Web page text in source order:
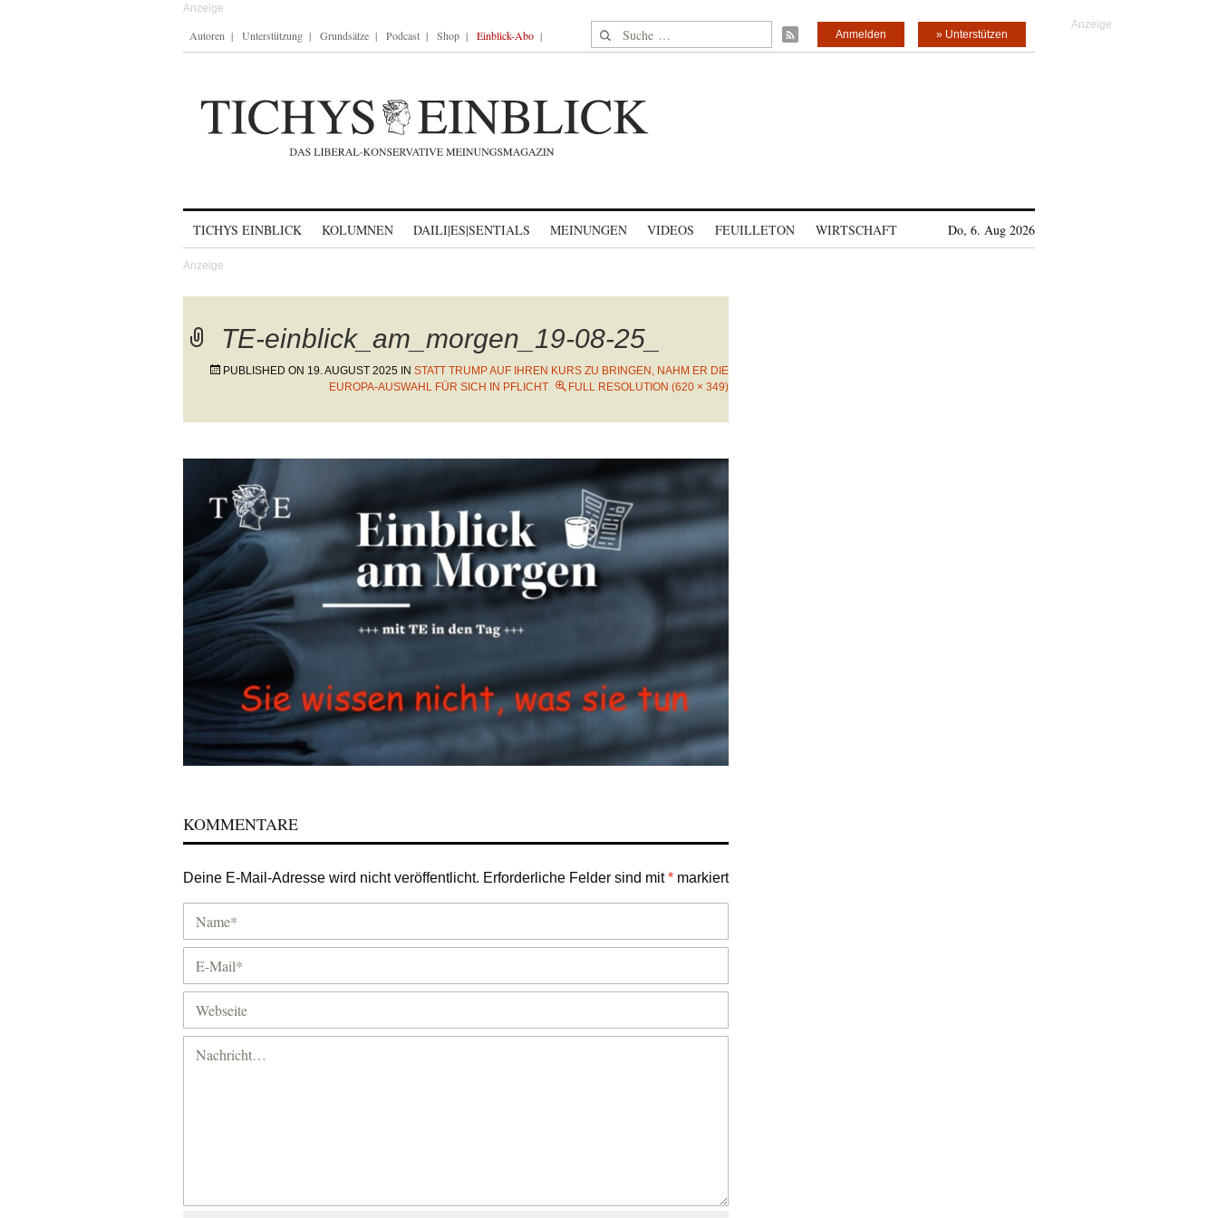
Autoren Unterstützung Grundsätze Podcast Shop Einblick-Abo Suche nach: » Unterstützen
Anmelden
TICHYS EINBLICK KOLUMNEN DAILI|ES|SENTIALS MEINUNGEN VIDEOS FEUILLETON WIRTSCHAFT Do, 6. Aug 2026
TE-einblick_am_morgen_19-08-25_
PUBLISHED ON 19. AUGUST 2025 IN STATT TRUMP AUF IHREN KURS ZU BRINGEN, NAHM ER DIE
EUROPA-AUSWAHL FÜR SICH IN PFLICHT
FULL RESOLUTION (620 × 349)
KOMMENTARE
Deine E-Mail-Adresse wird nicht veröffentlicht. Erforderliche Felder sind mit* markiert